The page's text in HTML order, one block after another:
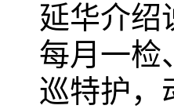
延华介绍
每月一检
巡特护，